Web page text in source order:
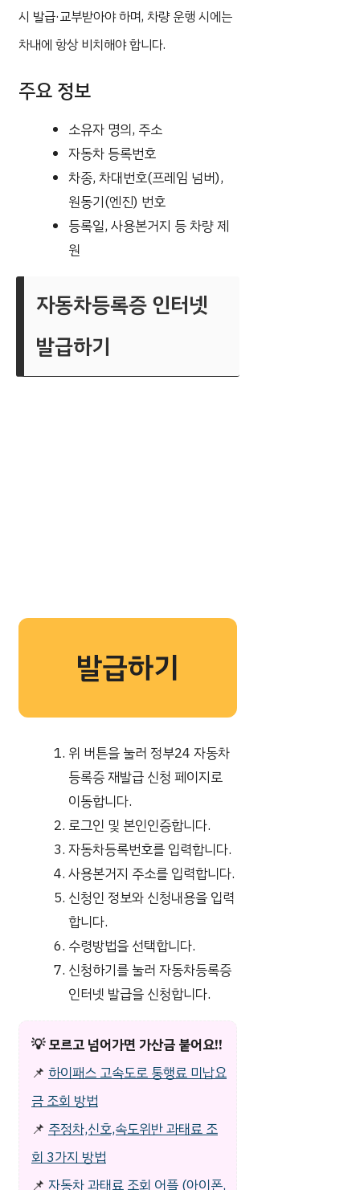
시 발급·교부받아야 하며, 차량 운행 시에는
차내에 항상 비치해야 합니다.
주요 정보
소유자 명의, 주소
자동차 등록번호
차종, 차대번호(프레임 넘버),
원동기(엔진) 번호
등록일, 사용본거지 등 차량 제
원
자동차등록증 인터넷
발급하기
발급하기
위 버튼을 눌러 정부24 자동차
등록증 재발급 신청 페이지로
이동합니다.
로그인 및 본인인증합니다.
자동차등록번호를 입력합니다.
사용본거지 주소를 입력합니다.
신청인 정보와 신청내용을 입력
합니다.
수령방법을 선택합니다.
신청하기를 눌러 자동차등록증
인터넷 발급을 신청합니다.
💡 모르고 넘어가면 가산금 붙어요!!
📌 하이패스 고속도로 통행료 미납요
금 조회 방법
📌 주정차,신호,속도위반 과태료 조
회 3가지 방법
📌 자동차 과태료 조회 어플 (아이폰,